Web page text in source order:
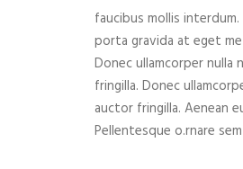
faucibus mollis
porta gravida at eget
Donec ullamcorper nulla
fringilla. Donec
auctor fringilla. Aenean
Pellentesque o.rnare